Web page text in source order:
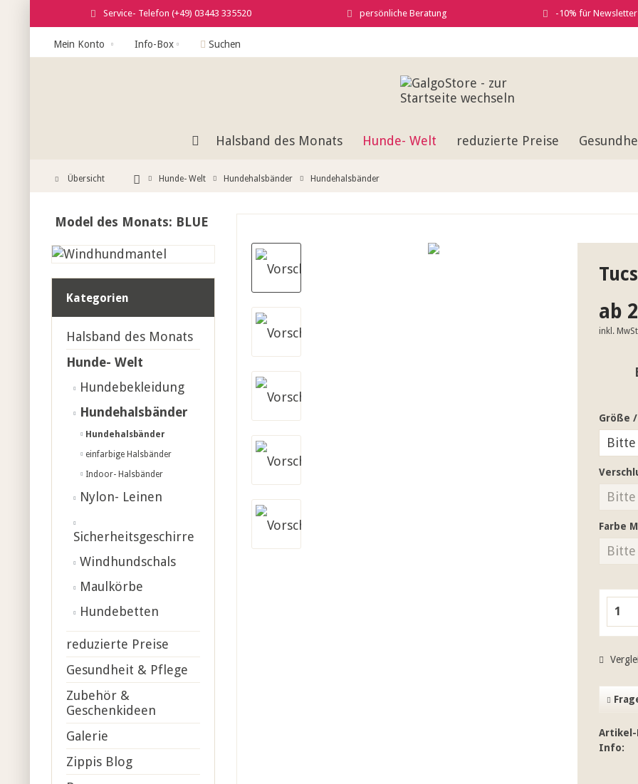
Service- Telefon (+49) 03443 335520 persönliche Beratung -10% für
Mein Konto Info-Box Suchen
Halsband des Monats Hunde- Welt reduzierte Preise
Übersicht Hunde- Welt Hundehalsbänder Hundehalsbänder
Model des Monats: BLUE
Kategorien
Halsband des Monats
Hunde- Welt
Hundebekleidung
Hundehalsbänder
Hundehalsbänder
einfarbige Halsbänder
Indoor- Halsbänder
Nylon- Leinen
Sicherheitsgeschirre
Windhundschals
Maulkörbe
Hundebetten
reduzierte Preise
Gesundheit & Pflege
Zubehör &
Geschenkideen
Galerie
Zippis Blog
ab
inkl.
Größe
Farbe
Artikel-
Info: